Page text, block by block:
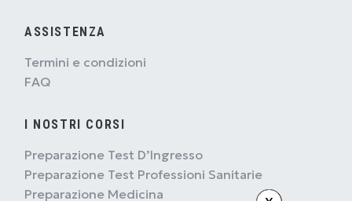
ASSISTENZA
Termini e condizioni
FAQ
I NOSTRI CORSI
Preparazione Test D’Ingresso
Preparazione Test Professioni Sanitarie
Preparazione Medicina